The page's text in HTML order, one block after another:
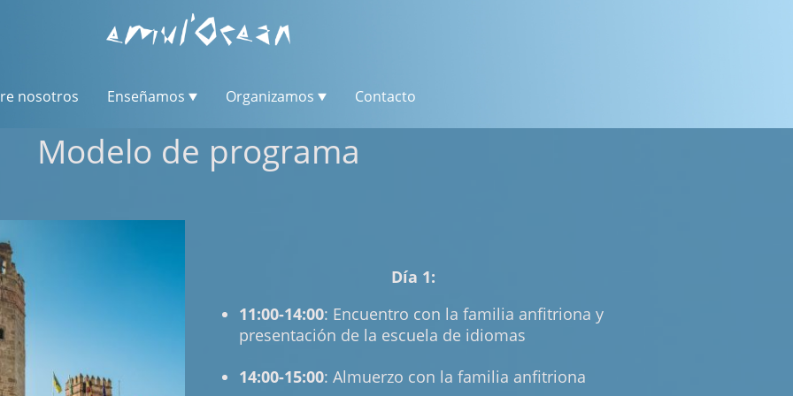
nosotros Enseñamos Organizamos Contacto
Modelo de programa
Día 1:
11:00-14:00: Encuentro con la familia anfitriona y
presentación de la escuela de idiomas
14:00-15:00: Almuerzo con la familia anfitriona